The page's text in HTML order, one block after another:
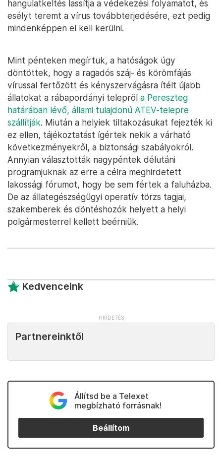
hangulatkeltés lassítja a védekezési folyamatot, és
esélyt teremt a vírus továbbterjedésére, ezt pedig
mindenképpen el kell kerülni.
Mint pénteken megírtuk, a hatóságok úgy
döntöttek, hogy a ragadós száj- és körömfájás
vírussal fertőzött és kényszervágásra ítélt újabb
állatokat a rábapordányi telepről a Pereszteg
határában lévő, állami tulajdonú ATEV-telepre
szállítják. Miután a helyiek tiltakozásukat fejezték ki
ez ellen, tájékoztatást ígértek nekik a várható
következményekről, a biztonsági szabályokról.
Annyian választották nagypéntek délutáni
programjuknak az erre a célra meghirdetett
lakossági fórumot, hogy be sem fértek a faluházba.
De az állategészségügyi operatív törzs tagjai,
szakemberek és döntéshozók helyett a helyi
polgármesterrel kellett beérniük.
Kedvenceink
Partnereinktől
Állítsd be a Telexet
megbízható forrásnak!
Beállítom